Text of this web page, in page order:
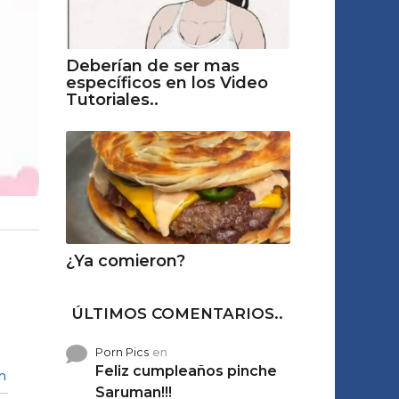
Deberían de ser mas
específicos en los Video
Tutoriales..
¿Ya comieron?
ÚLTIMOS COMENTARIOS..
Porn Picsen
Feliz cumpleaños pinche
Saruman!!!